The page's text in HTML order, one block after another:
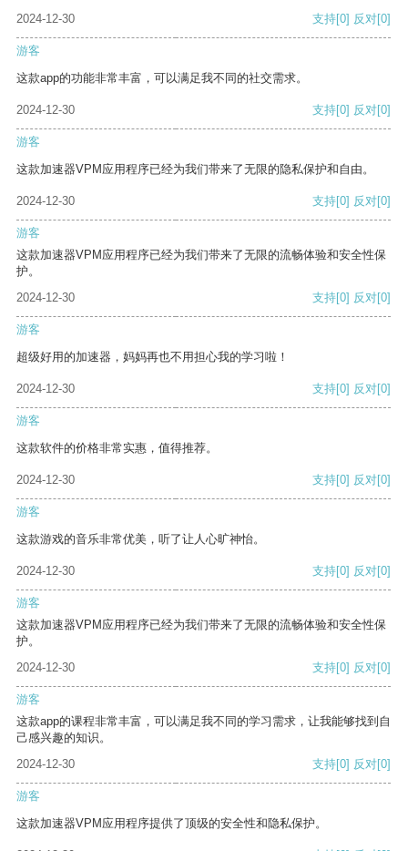
2024-12-30 支持[0] 反对[0]
游客
这款app的功能非常丰富，可以满足我不同的社交需求。
2024-12-30 支持[0] 反对[0]
游客
这款加速器VPM应用程序已经为我们带来了无限的隐私保护和自由。
2024-12-30 支持[0] 反对[0]
游客
这款加速器VPM应用程序已经为我们带来了无限的流畅体验和安全性保
护。
2024-12-30
支持[0] 反对[0]
游客
超级好用的加速器，妈妈再也不用担心我的学习啦！
2024-12-30 支持[0] 反对[0]
游客
这款软件的价格非常实惠，值得推荐。
2024-12-30 支持[0] 反对[0]
游客
这款游戏的音乐非常优美，听了让人心旷神怡。
2024-12-30 支持[0] 反对[0]
游客
这款加速器VPM应用程序已经为我们带来了无限的流畅体验和安全性保
护。
2024-12-30
支持[0] 反对[0]
游客
这款app的课程非常丰富，可以满足我不同的学习需求，让我能够找到自
己感兴趣的知识。
2024-12-30
支持[0] 反对[0]
游客
这款加速器VPM应用程序提供了顶级的安全性和隐私保护。